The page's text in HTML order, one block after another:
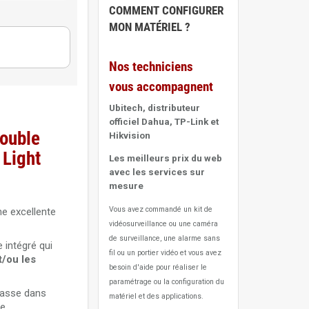
excellente
intégré qui
ou les
dans
COMMENT CONFIGURER
MON MATÉRIEL ?
Nos techniciens
vous accompagnent
Ubitech, distributeur
officiel Dahua, TP-Link et
Hikvision
Les meilleurs prix du web
avec les services sur
mesure
Vous avez commandé un kit de
vidéosurveillance ou une caméra
de surveillance, une alarme sans
fil ou un portier vidéo et vous avez
besoin d'aide pour réaliser le
paramétrage ou la configuration du
matériel et des applications.